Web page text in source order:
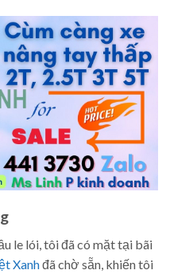
le lói, tôi đã có mặt tại bãi
Xanhđã chờ sẵn, khiến tôi